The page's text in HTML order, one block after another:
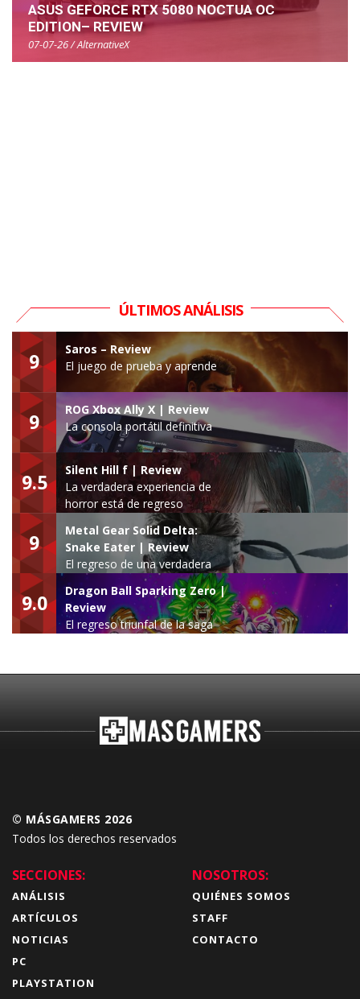
ASUS GEFORCE RTX 5080 NOCTUA OC
EDITION– REVIEW
07-07-26 / AlternativeX
ÚLTIMOS ANÁLISIS
9
Saros – Review
El juego de prueba y aprende
9
ROG Xbox Ally X | Review
La consola portátil definitiva
9.5
Silent Hill f | Review
La verdadera experiencia de
horror está de regreso
9
Metal Gear Solid Delta:
Snake Eater | Review
El regreso de una verdadera
leyenda
9.0
Dragon Ball Sparking Zero |
Review
El regreso triunfal de la saga
© MÁSGAMERS 2026
Todos los derechos reservados
SECCIONES:
ANÁLISIS
ARTÍCULOS
NOTICIAS
PC
PLAYSTATION
NOSOTROS:
QUIÉNES SOMOS
STAFF
CONTACTO